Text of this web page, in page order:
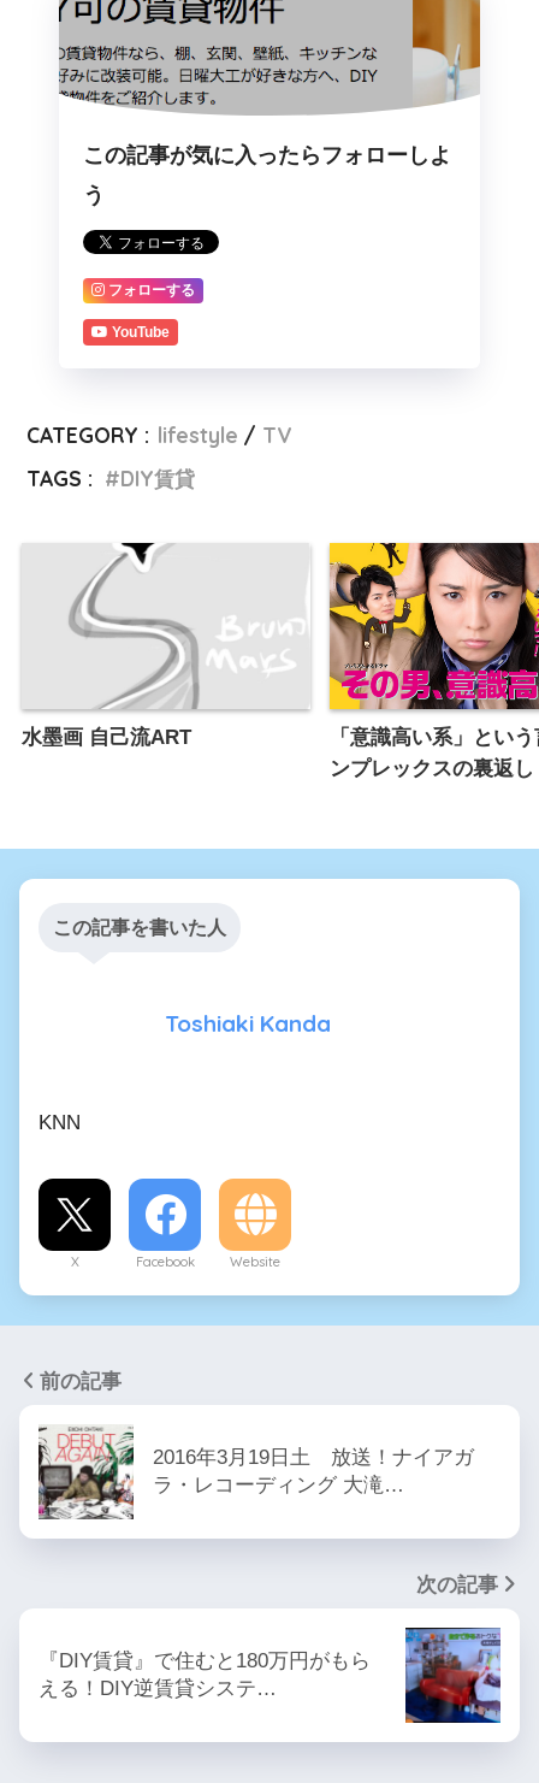
この記事が気に入ったらフォローしよ
う
フォローする
YouTube
CATEGORY : lifestyle
TV
TAGS :
DIY賃貸
水墨画 自己流ART
「意識高い系」とい
ンプレックスの裏返し
この記事を書いた人
Toshiaki Kanda
KNN
X Facebook Website
前の記事
2016年3月19日土 放送！ナイアガ
ラ・レコーディング 大滝…
次の記事
『DIY賃貸』で住むと180万円がもら
える！DIY逆賃貸システ…